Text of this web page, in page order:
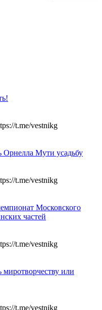
t.me/vestnikg
Орнелла Мути усадьбу
t.me/vestnikg
Московского
частей
t.me/vestnikg
или
t.me/vestnikg